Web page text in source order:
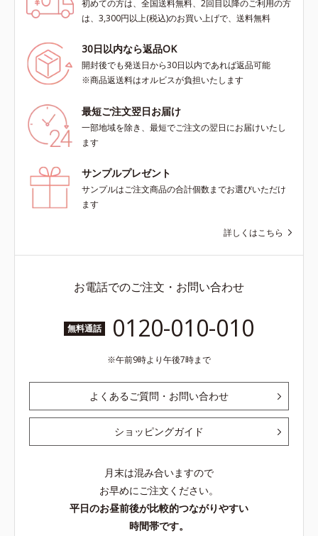
初めての方は、全国送料無料、2回目以降のご利用の方
は、3,300円以上(税込)のお買い上げで、送料無料
30日以内なら返品OK
開封後でも発送日から30日以内であれば返品可能
※商品返送料はオルビスが負担いたします
最短ご注文翌日お届け
一部地域を除き、最短でご注文の翌日にお届けいたし
ます
サンプルプレゼント
サンプルはご注文商品の合計個数までお選びいただけ
ます
詳しくはこちら
お電話でのご注文・お問い合わせ
無料通話 0120-010-010
午前9時より午後7時まで
よくあるご質問・お問い合わせ
ショッピングガイド
月末は混み合いますので
お早めにご注文ください。
平日のお昼前後が比較的つながりやすい
時間帯です。